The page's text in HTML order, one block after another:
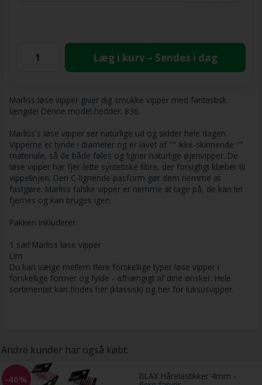
Læg i kurv – Sendes i dag
Marliss løse vipper giver dig smukke vipper med fantastisk
længde! Denne model hedder: 836.
Marliss's løse vipper ser naturlige ud og sidder hele dagen.
Vipperne er tynde i diameter og er lavet af "" ikke-skinnende ""
materiale, så de både føles og ligner naturlige øjenvipper. De
løse vipper har fjer-lette syntetiske fibre, der forsigtigt klæber til
vippelinjen. Den C-lignende pasform gør dem nemme at
fastgøre. Marliss falske vipper er nemme at tage på, de kan let
fjernes og kan bruges igen.
Pakken inkluderer:
1 sæt Marliss løse vipper
Lim
Du kan vælge mellem flere forskellige typer løse vipper i
forskellige former og fylde - afhængigt af dine ønsker. Hele
sortimentet kan findes her (klassisk) og her for luksusvipper.
Andre kunder har også købt:
-40% BLAX Hårelastikker 4mm -